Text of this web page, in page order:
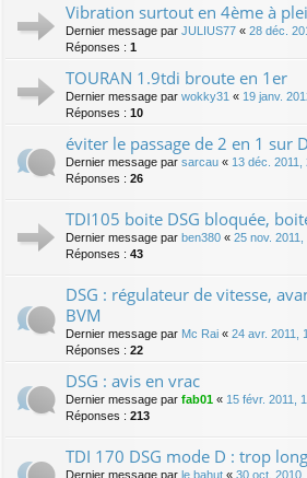
Vibration surtout en 4ème à
Dernier message par JULIUS77 « 28 déc.
Réponses : 1
TOURAN 1.9tdi broute en 1er
Dernier message par wokky31 « 19 janv.
Réponses : 10
éviter le passage de 2 en 1 sur
Dernier message par sarcau « 13 déc. 2011,
Réponses : 26
TDI105 boite DSG bloquée,
Dernier message par ben380 « 25 nov. 2011,
Réponses : 43
DSG : régulateur de vitesse,
BVM
Dernier message par Mc Rai « 24 avr. 2011,
Réponses : 22
DSG : avis en vrac
Dernier message par fab01 « 15 févr. 2011,
Réponses : 213
TDI 170 DSG mode D : trop
Dernier message par le bahut « 30 oct. 2010,